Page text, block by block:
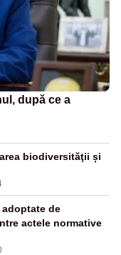
după ce a
biodiversităţii și
adoptate de
actele normative